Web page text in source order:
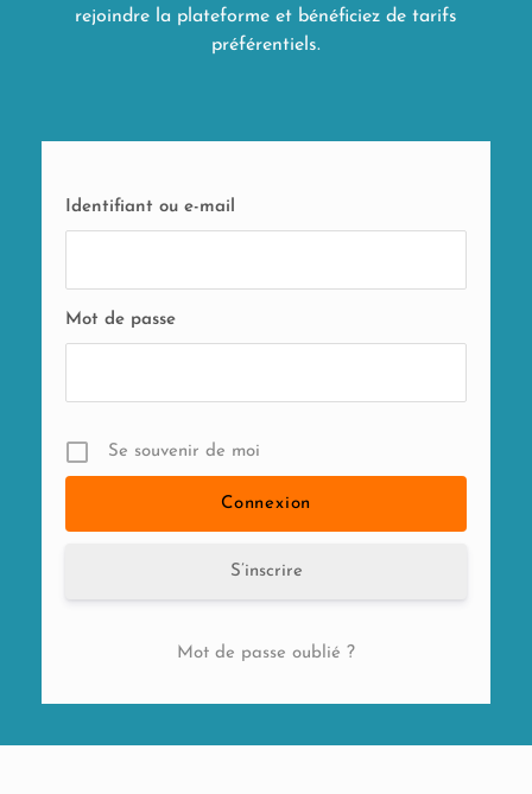
rejoindre la plateforme et bénéficiez de tarifs
préférentiels.
Identifiant ou e-mail
Mot de passe
Se souvenir de moi
S’inscrire
Mot de passe oublié ?